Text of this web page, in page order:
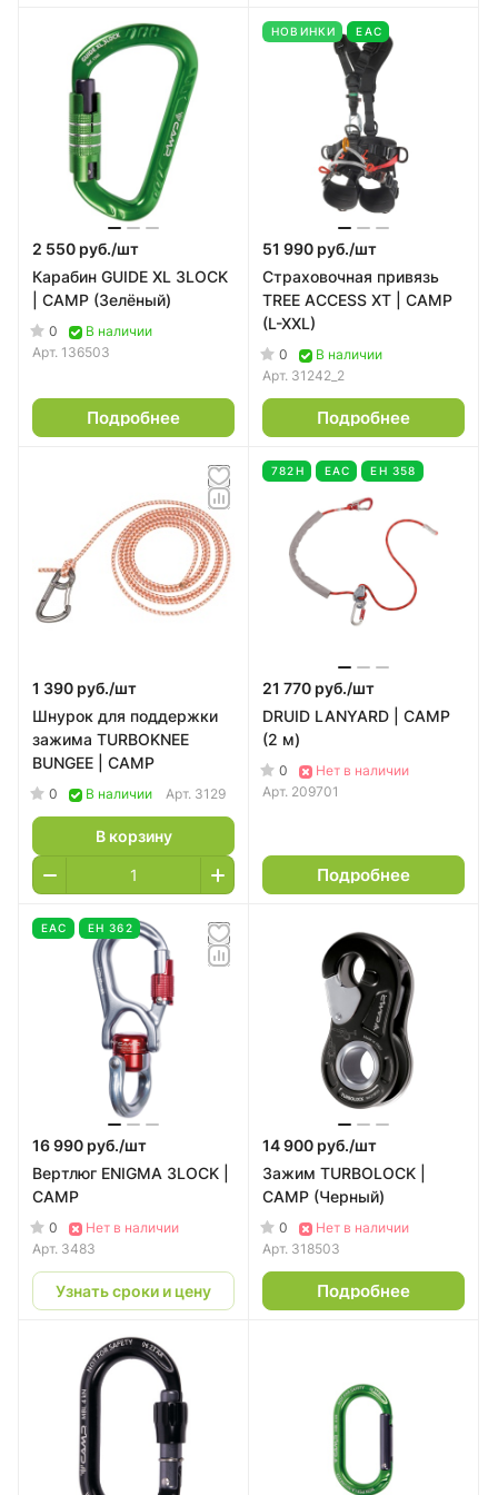
2 550 руб./шт
Карабин GUIDE XL 3LOCK
| CAMP (Зелёный)
0
В наличии
Арт. 136503
Подробнее
НОВИНКИ EAC
51 990 руб./шт
Страховочная привязь
TREE ACCESS XT | CAMP
(L-XXL)
0
В наличии
Арт. 31242_2
Подробнее
1 390 руб./шт
Шнурок для поддержки
зажима TURBOKNEE
BUNGEE | CAMP
0 В наличии Арт. 3129
В корзину
782Н EAC ЕН 358
21 770 руб./шт
DRUID LANYARD | CAMP
(2 м)
0
Нет в наличии
Арт. 209701
Подробнее
EAC ЕН 362
16 990 руб./шт
Вертлюг ENIGMA 3LOCK |
CAMP
0
Нет в наличии
Арт. 3483
Узнать сроки и цену
14 900 руб./шт
Зажим TURBOLOCK |
CAMP (Черный)
0
Нет в наличии
Арт. 318503
Подробнее